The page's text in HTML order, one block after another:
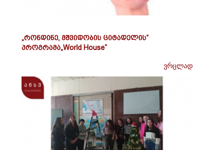
„რონდინე, მშვიდობის ციტადელის“
პროგრამა„World House”
ვრცლად